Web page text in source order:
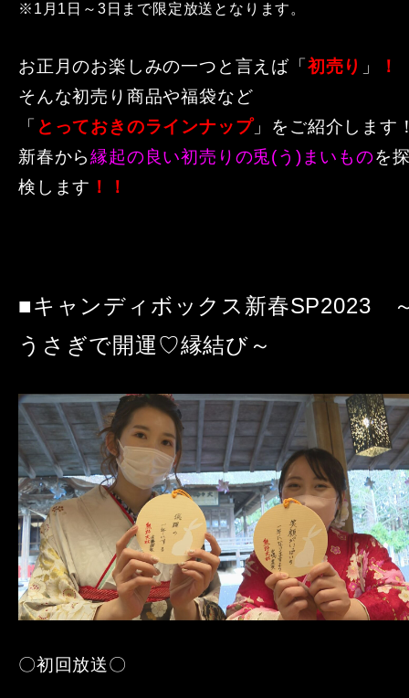
※1月1日～3日まで限定放送となります。
お正月のお楽しみの一つと言えば「 初売り 」
！
そんな初売り商品や福袋など
「 とっておきのラインナップ」をご紹介します
新春から縁起の良い初売りの兎(う)まいものを
検します ！！
■キャンディボックス新春SP2023
うさぎで開運♡縁結び～
〇初回放送〇